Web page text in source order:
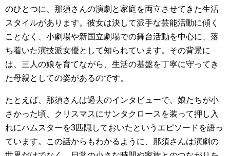
のひとつに、那須さんの演劇と家庭を両立させてきた生活
スタイルがあります。彼女は決して派手な芸能活動に傾く
ことなく、小劇場や新国立劇場での舞台活動を中心に、落
ち着いた演技派女優として知られています。その背景に
は、三人の娘を育てながら、生活の基盤を丁寧に守ってき
た母親としての姿があるのです。
たとえば、那須さんは過去のインタビューで、娘たちが小
さかった頃、クリスマスにサンタクロースを装って押し入
れにハムスターを3匹隠しておいたというエピソードを語っ
ています。この話からもわかるように、那須さんは演劇の